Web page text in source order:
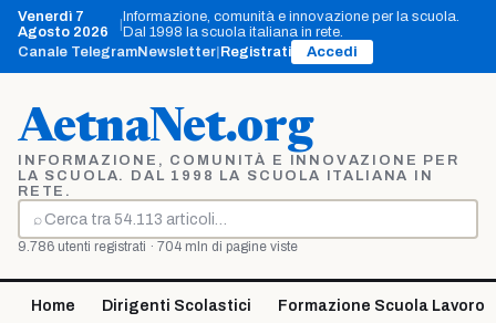
Vai
contenuto
Venerdì 7
Agosto 2026
Informazione, comunità e innovazione per la scuola.
Dal 1998 la scuola italiana in rete.
Canale TelegramNewsletter Registrati Accedi
AetnaNet.org
INFORMAZIONE, COMUNITÀ E INNOVAZIONE PER
LA SCUOLA. DAL 1998 LA SCUOLA ITALIANA IN
RETE.
⌕
Cerca
9.786 utenti registrati · 704 mln di pagine viste
Home Dirigenti Scolastici Formazione Scuola Lavoro